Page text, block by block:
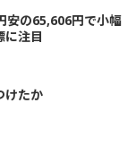
安の65,606円で小幅
注目
けたか